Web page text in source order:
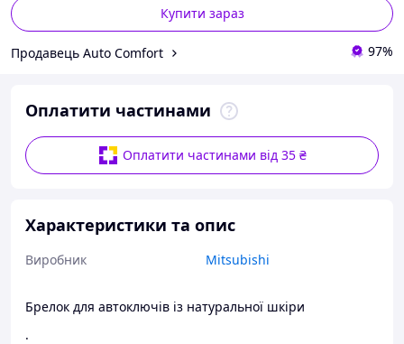
Купити зараз
Продавець Auto Comfort 97%
Оплатити частинами
Оплатити частинами від 35 ₴
Характеристики та опис
Виробник Mitsubishi
Брелок для автоключів із натуральної шкіри
.